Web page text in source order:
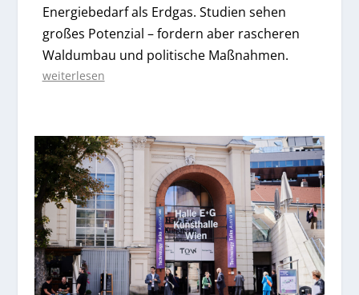
Energiebedarf als Erdgas. Studien sehen
großes Potenzial – fordern aber rascheren
Waldumbau und politische Maßnahmen.
weiterlesen